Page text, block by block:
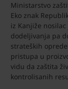
Ministarstvo
Eko znak
iz Kanjiže
dodeljivanja pa
strateških
pristupa u
vidu da zaštita
kontrolisanih